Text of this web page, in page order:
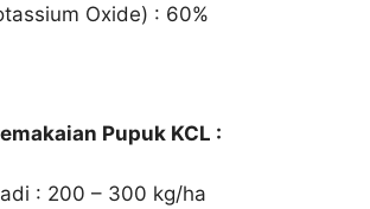
Oxide) : 60%
Pupuk KCL :
: 200 – 300 kg/ha